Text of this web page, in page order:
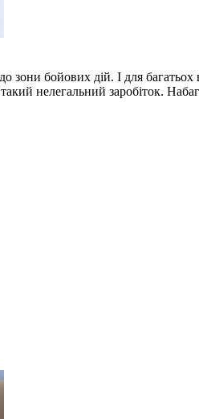
бойових дій. І для
нелегальний заробіток.